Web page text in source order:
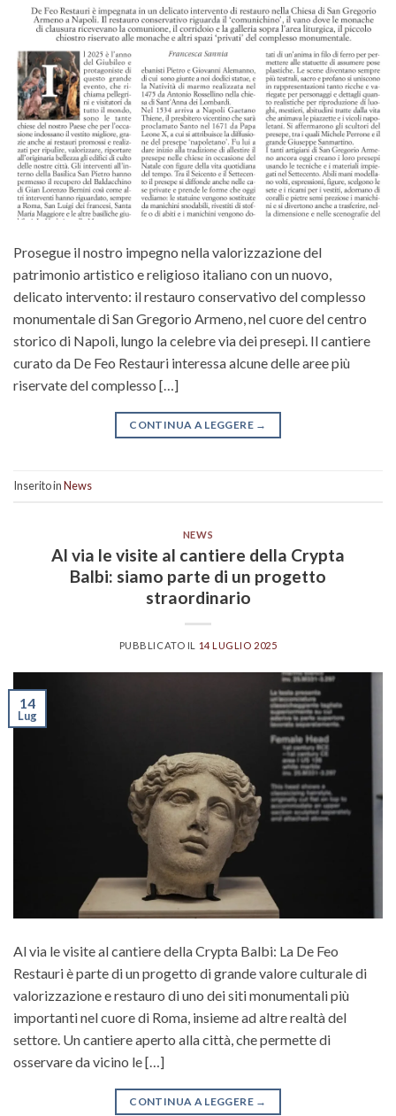
Prosegue il nostro impegno nella valorizzazione del
patrimonio artistico e religioso italiano con un nuovo,
delicato intervento: il restauro conservativo del complesso
monumentale di San Gregorio Armeno, nel cuore del centro
storico di Napoli, lungo la celebre via dei presepi. Il cantiere
curato da De Feo Restauri interessa alcune delle aree più
riservate del complesso […]
CONTINUA A LEGGERE →
Inserito inNews
NEWS
Al via le visite al cantiere della Crypta
Balbi: siamo parte di un progetto
straordinario
PUBBLICATO IL 14 LUGLIO 2025
14
Lug
Al via le visite al cantiere della Crypta Balbi: La De Feo
Restauri è parte di un progetto di grande valore culturale di
valorizzazione e restauro di uno dei siti monumentali più
importanti nel cuore di Roma, insieme ad altre realtà del
settore. Un cantiere aperto alla città, che permette di
osservare da vicino le […]
CONTINUA A LEGGERE →